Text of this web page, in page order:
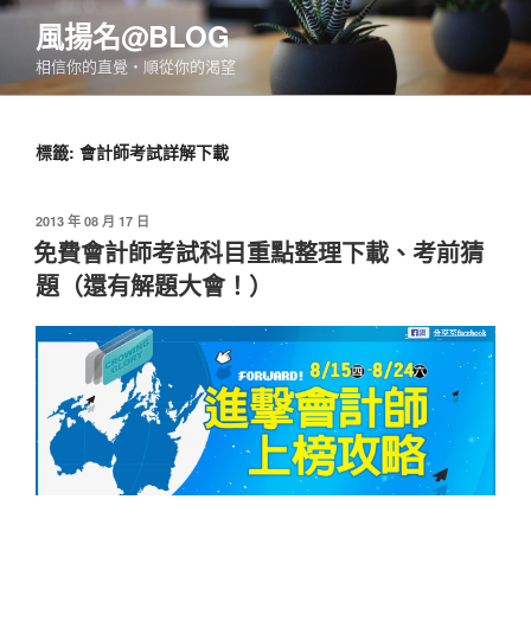
跳
要
風揚名@BLOG
相信你的直覺‧順從你的渴望
標籤: 會計師考試詳解下載
發
佈
於
2013 年 08 月 17 日
免費會計師考試科目重點整理下載、考前猜
題（還有解題大會！）